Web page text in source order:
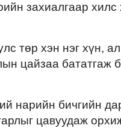
захиалгаар
төр хэн нэг хүн,
цайзаа бататгаж
нарийн бичгийн
цавуудаж